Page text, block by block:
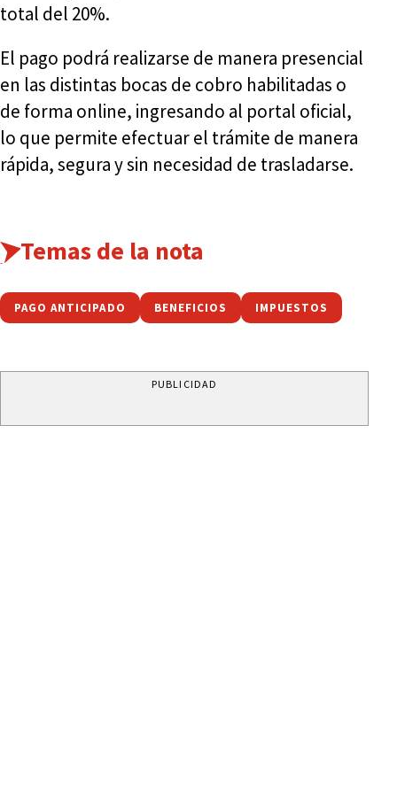
total del 20%.
El pago podrá realizarse de manera presencial
en las distintas bocas de cobro habilitadas o
de forma online, ingresando al portal oficial,
lo que permite efectuar el trámite de manera
rápida, segura y sin necesidad de trasladarse.
Temas de la nota
PAGO ANTICIPADO BENEFICIOS IMPUESTOS
PUBLICIDAD